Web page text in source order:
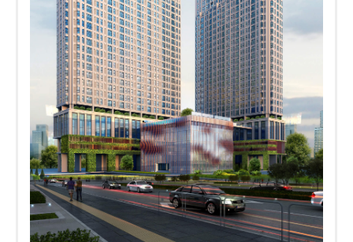
Tiêu đề email:
Loại căn hộ Quý khách hàng quan tâm:
1 phòng ngủ 2 phòng ngủ 3 phòng ngủ
Officetel-văn phòng
Tin nhắn: